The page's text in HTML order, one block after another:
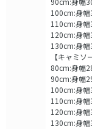
100cm:身
110cm:身
120cm:身
130cm:身
【キャミソ
80cm:身幅
90cm:身幅
100cm:身
110cm:身
120cm:身
130cm:身